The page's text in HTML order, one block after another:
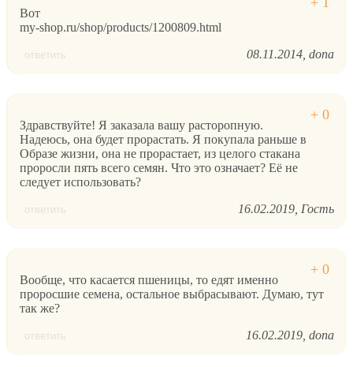
Вот
my-shop.ru/shop/products/1200809.html
ответить 08.11.2014 dona
Здравствуйте! Я заказала вашу расторопную.
Надеюсь, она будет прорастать. Я покупала раньше в
Образе жизни, она не прорастает, из целого стакана
проросли пять всего семян. Что это означает? Её не
следует использовать?
ответить 16.02.2019 Гость
Вообще, что касается пшеницы, то едят именно
проросшие семена, остальное выбрасывают. Думаю, тут
так же?
ответить 16.02.2019 dona